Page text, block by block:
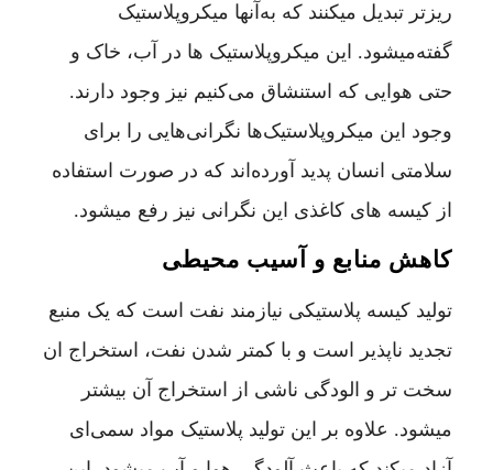
ریزتر تبدیل میکنند که به‌آنها میکروپلاستیک
گفته‌میشود. این میکروپلاستیک ها در آب، خاک و
حتی هوایی که استنشاق می‌کنیم نیز وجود دارند.
وجود این میکروپلاستیک‌ها نگرانی‌هایی را برای
سلامتی انسان پدید آورده‌اند که در صورت استفاده
از کیسه های کاغذی این نگرانی نیز رفع میشود.
کاهش منابع و آسیب محیطی
تولید کیسه پلاستیکی نیازمند نفت است که یک منبع
تجدید ناپذیر است و با کمتر شدن نفت، استخراج ان
سخت تر و الودگی ناشی از استخراج آن بیشتر
میشود. علاوه بر این تولید پلاستیک مواد سمی‌ای